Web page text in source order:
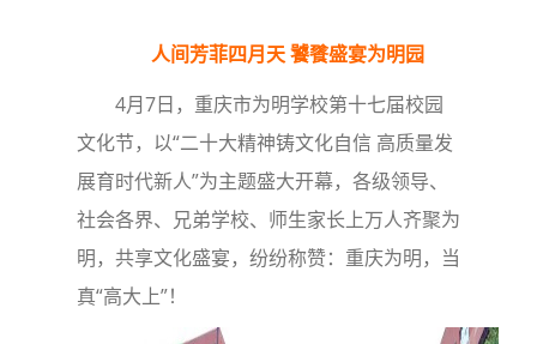
人间芳菲四月天 饕餮盛宴为明园
4月7日，重庆市为明学校第十七届校园
文化节，以“二十大精神铸文化自信 高质量发
展育时代新人”为主题盛大开幕，各级领导、
社会各界、兄弟学校、师生家长上万人齐聚为
明，共享文化盛宴，纷纷称赞：重庆为明，当
真“高大上”！